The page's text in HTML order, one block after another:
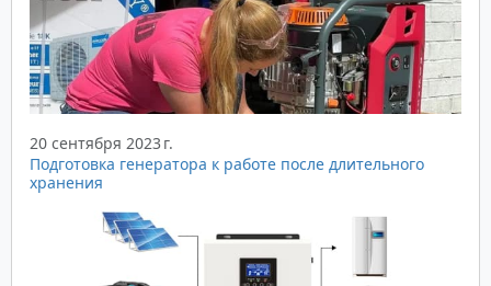
20 сентября 2023 г.
Подготовка генератора к работе после длительного
хранения